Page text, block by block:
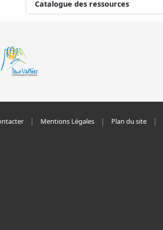
Catalogue des ressources
Mentions Légales Plan du site